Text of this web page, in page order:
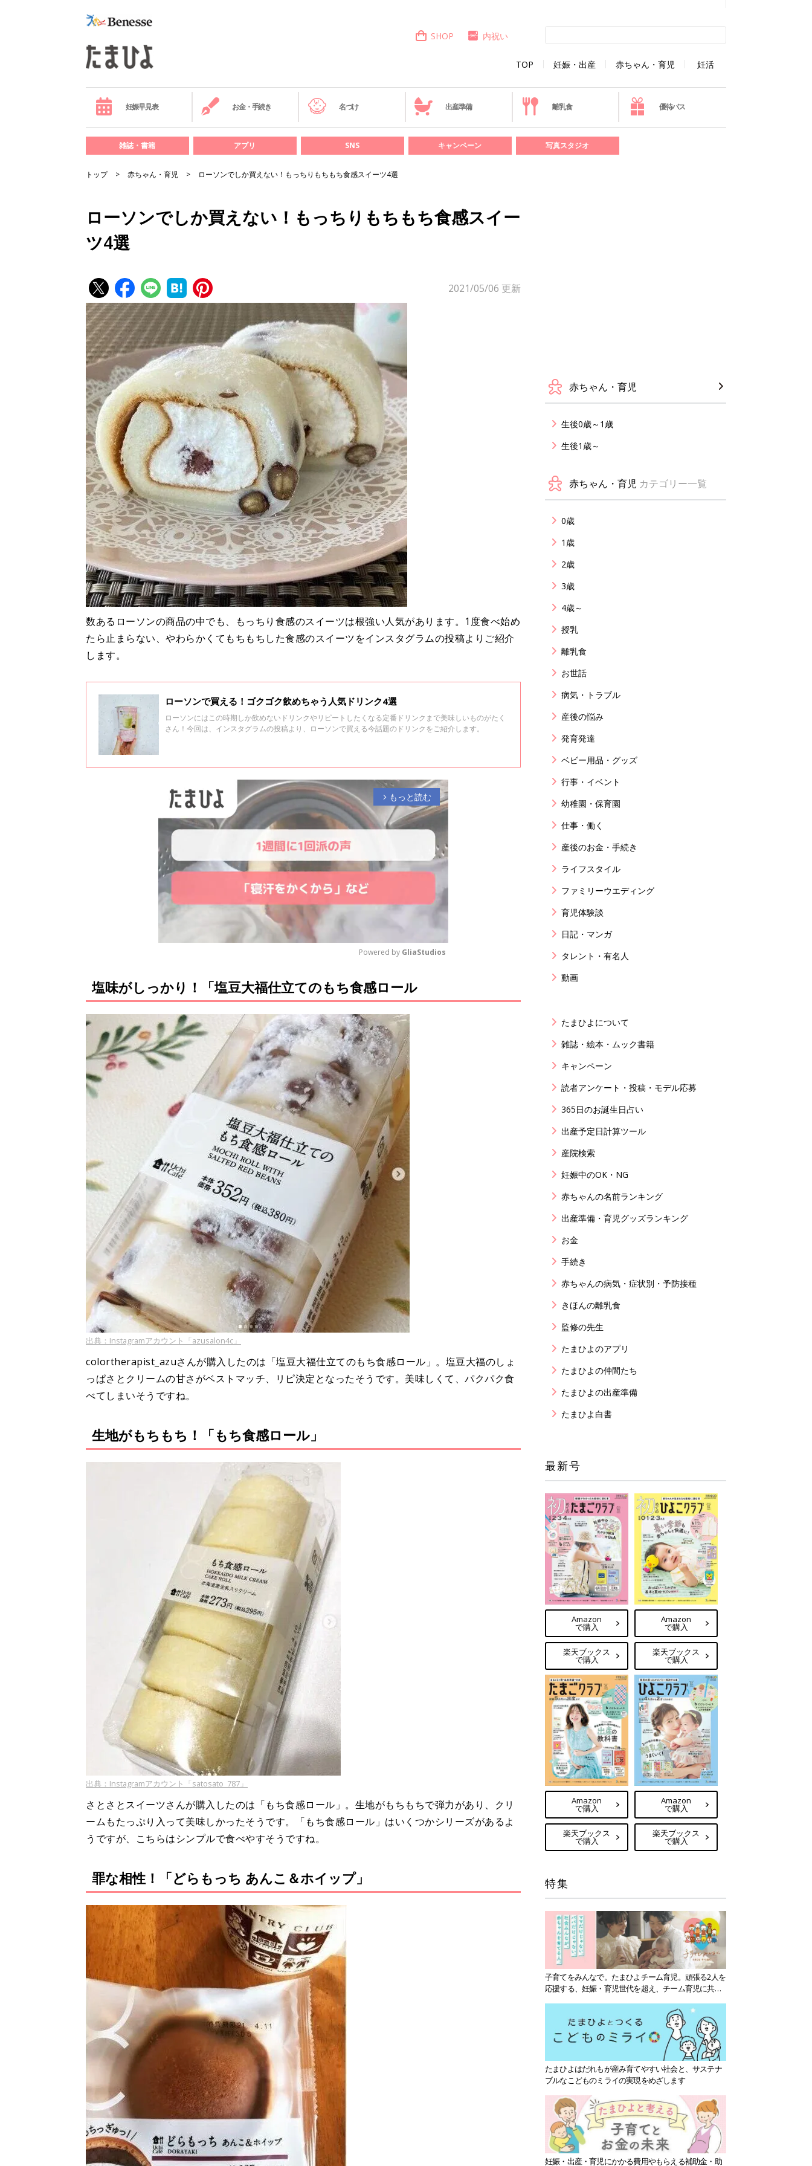
TOP 妊娠・出産 赤ちゃん・育児 妊活
SHOP 内祝い
妊娠早見表 お金・手続き 名づけ 出産準備 離乳食 優待パス
雑誌・書籍 アプリ SNS キャンペーン 写真スタジオ
トップ 赤ちゃん・育児 ローソンでしか買えない！もっちりもちもち食感スイーツ4選
ローソンでしか買えない！もっちりもちもち食感スイー
ツ4選
2021/05/06 更新
数あるローソンの商品の中でも、もっちり食感のスイーツは根強い人気があります。1度食べ始め
たら止まらない、やわらかくてもちもちした食感のスイーツをインスタグラムの投稿よりご紹介
します。
ローソンで買える！ゴクゴク飲めちゃう人気ドリンク4選
ローソンにはこの時期しか飲めないドリンクやリピートしたくなる定番ドリンクまで美味しいものがたく
さん！今回は、インスタグラムの投稿より、ローソンで買える今話題のドリンクをご紹介します。
arrow_forward_ios もっと読む
M
u
t
e
Powered by GliaStudios
塩味がしっかり！「塩豆大福仕立てのもち食感ロール
出典：Instagramアカウント「azusalon4c」
colortherapist_azuさんが購入したのは「塩豆大福仕立てのもち食感ロール」。塩豆大福のしょ
っぱさとクリームの甘さがベストマッチ、リピ決定となったそうです。美味しくて、パクパク食
べてしまいそうですね。
生地がもちもち！「もち食感ロール」
出典：Instagramアカウント「satosato_787」
さとさとスイーツさんが購入したのは「もち食感ロール」。生地がもちもちで弾力があり、クリ
ームもたっぷり入って美味しかったそうです。「もち食感ロール」はいくつかシリーズがあるよ
うですが、こちらはシンプルで食べやすそうですね。
罪な相性！「どらもっち あんこ＆ホイップ」
赤ちゃん・育児
生後0歳～1歳
生後1歳～
赤ちゃん・育児 カテゴリー一覧
0歳
1歳
2歳
3歳
4歳～
授乳
離乳食
お世話
病気・トラブル
産後の悩み
発育発達
ベビー用品・グッズ
行事・イベント
幼稚園・保育園
仕事・働く
産後のお金・手続き
ライフスタイル
ファミリーウエディング
育児体験談
日記・マンガ
タレント・有名人
動画
たまひよについて
雑誌・絵本・ムック書籍
キャンペーン
読者アンケート・投稿・モデル応募
365日のお誕生日占い
出産予定日計算ツール
産院検索
妊娠中のOK・NG
赤ちゃんの名前ランキング
出産準備・育児グッズランキング
お金
手続き
赤ちゃんの病気・症状別・予防接種
きほんの離乳食
監修の先生
たまひよのアプリ
たまひよの仲間たち
たまひよの出産準備
たまひよ白書
最新号
Amazon
で購入
楽天ブックス
で購入
Amazon
で購入
楽天ブックス
で購入
Amazon
で購入
楽天ブックス
で購入
Amazon
で購入
楽天ブックス
で購入
特集
子育てをみんなで。たまひよチーム育児。頑張る2人を
応援する、妊娠・育児世代を超え、チーム育児に共感
たまひよはだれもが産み育てやすい社会と、サステナ
ブルなこどものミライの実現をめざします
妊娠・出産・育児にかかる費用やもらえる補助金・助